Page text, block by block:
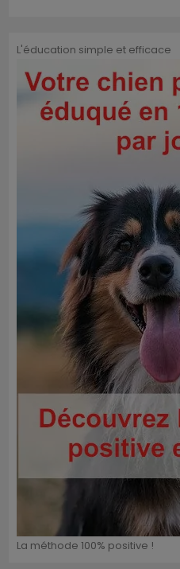
L'éducation simple et efficace
La méthode 100% positive !